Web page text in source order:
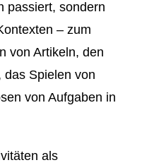
passiert, sondern
– zum
von Artikeln, den
das Spielen von
von Aufgaben in
als